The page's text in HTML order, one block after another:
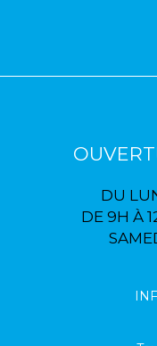
DU
DE 9H À